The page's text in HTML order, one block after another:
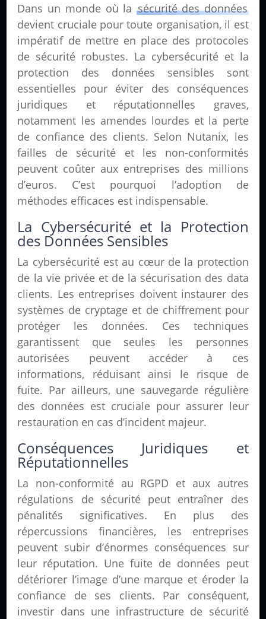
Dans un monde où la sécurité des données
devient cruciale pour toute organisation, il est
impératif de mettre en place des protocoles
de sécurité robustes. La cybersécurité et la
protection des données sensibles sont
essentielles pour éviter des conséquences
juridiques et réputationnelles graves,
notamment les amendes lourdes et la perte
de confiance des clients. Selon Nutanix, les
failles de sécurité et les non-conformités
peuvent coûter aux entreprises des millions
d’euros. C’est pourquoi l’adoption de
méthodes efficaces est indispensable.
La Cybersécurité et la Protection
des Données Sensibles
La cybersécurité est au cœur de la protection
de la vie privée et de la sécurisation des data
clients. Les entreprises doivent instaurer des
systèmes de cryptage et de chiffrement pour
protéger les données. Ces techniques
garantissent que seules les personnes
autorisées peuvent accéder à ces
informations, réduisant ainsi le risque de
fuite. Par ailleurs, une sauvegarde régulière
des données est cruciale pour assurer leur
restauration en cas d’incident majeur.
Conséquences Juridiques et
Réputationnelles
La non-conformité au RGPD et aux autres
régulations de sécurité peut entraîner des
pénalités significatives. En plus des
répercussions financières, les entreprises
peuvent subir d’énormes conséquences sur
leur réputation. Une fuite de données peut
détériorer l’image d’une marque et éroder la
confiance de ses clients. Par conséquent,
investir dans une infrastructure de sécurité